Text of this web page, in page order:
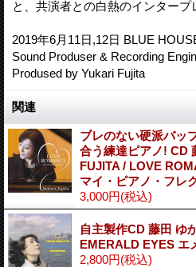
と、共演者との白熱のインタープ
2019年6月11日,12日 BLUE
Sound Produser & Recording
Prodused by Yukari Fujita
関連
ブレのない硬派バッ
合う練達ピアノ! CD
FUJITA / LOVE
マイ・ピアノ・フレ
3,000円(税込)
自主製作CD 藤田 ゆ
EMERALD EYES エ
2,800円(税込)